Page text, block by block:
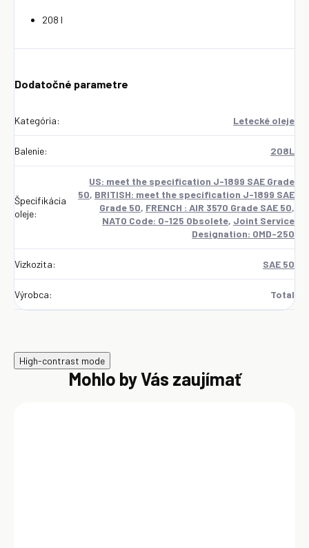
208 l
Dodatočné parametre
Kategória: Letecké oleje
Balenie: 208L
Špecifikácia
oleje:
US: meet the specification J-1899 SAE Grade
50, BRITISH: meet the specification J-1899 SAE
Grade 50, FRENCH : AIR 3570 Grade SAE 50,
NATO Code: O-125 Obsolete, Joint Service
Designation: OMD-250
Vizkozita: SAE 50
Výrobca: Total
High-contrast mode
Mohlo by Vás zaujímať